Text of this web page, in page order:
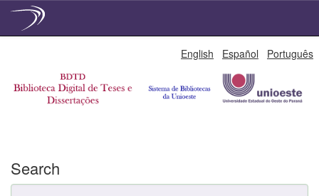
English Español Português
Search